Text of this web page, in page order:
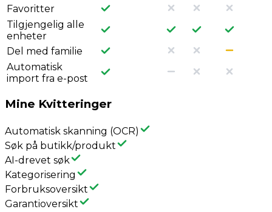
Favoritter
Tilgjengelig alle
enheter
Del med familie
Automatisk
import fra e-post
Mine Kvitteringer
Automatisk skanning (OCR)
Søk på butikk/produkt
AI-drevet søk
Kategorisering
Forbruksoversikt
Garantioversikt